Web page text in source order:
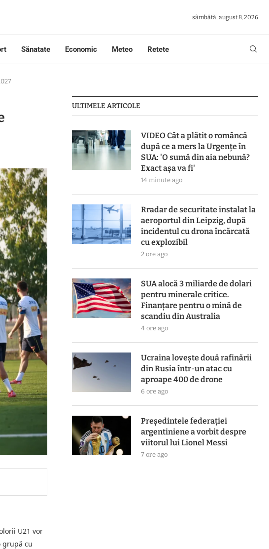
sâmbătă, august 8, 2026
Sănatate Economic Meteo Retete
U21 vor
grupă cu
ULTIMELE ARTICOLE
VIDEO Cât a plătit o româncă
după ce a mers la Urgențe în
SUA: 'O sumă din aia nebună?
Exact așa va fi'
14 minute ago
Rradar de securitate instalat la
aeroportul din Leipzig, după
incidentul cu drona încărcată
cu explozibil
2 ore ago
SUA alocă 3 miliarde de dolari
pentru minerale critice.
Finanțare pentru o mină de
scandiu din Australia
4 ore ago
Ucraina lovește două rafinării
din Rusia într-un atac cu
aproape 400 de drone
6 ore ago
Președintele federației
argentiniene a vorbit despre
viitorul lui Lionel Messi
7 ore ago